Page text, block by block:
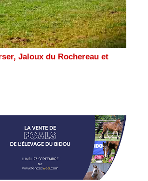
Jaloux du Rochereau et